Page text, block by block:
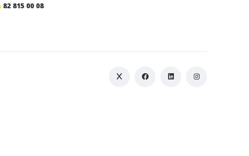
82 815 00 08